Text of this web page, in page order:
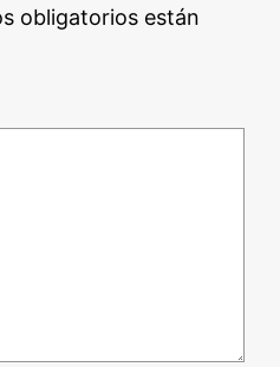
obligatorios están